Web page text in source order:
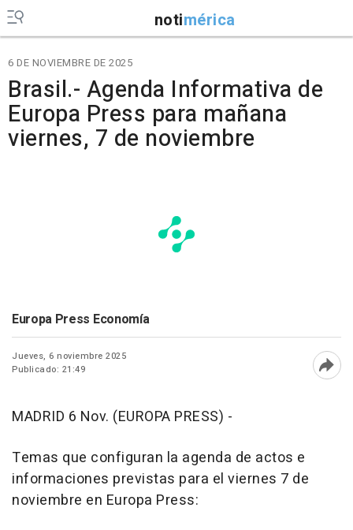
notimérica
6 DE NOVIEMBRE DE 2025
Brasil.- Agenda Informativa de
Europa Press para mañana
viernes, 7 de noviembre
Europa Press Economía
Jueves, 6 noviembre 2025
Publicado: 21:49
MADRID 6 Nov. (EUROPA PRESS) -
Temas que configuran la agenda de actos e
informaciones previstas para el viernes 7 de
noviembre en Europa Press: